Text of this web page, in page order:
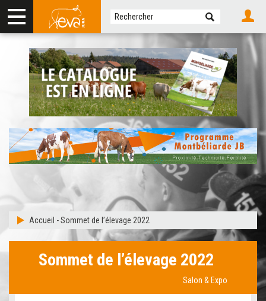
Accueil -Sommet de l’élevage 2022
Sommet de l’élevage 2022
Salon & Expo